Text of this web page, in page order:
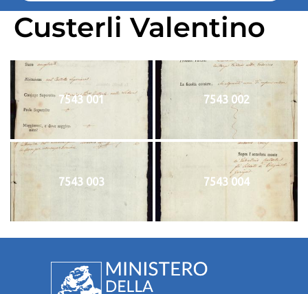
Custerli Valentino
7543 001 7543 002
7543 003 7543 004